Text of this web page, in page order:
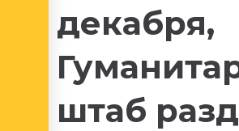
декабря,
штаб